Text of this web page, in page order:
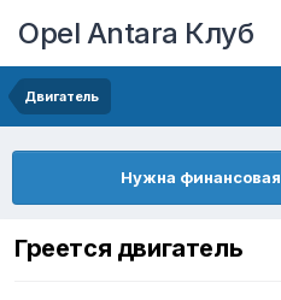
Opel Antara Клуб
Двигатель
Нужна
Греется двигатель